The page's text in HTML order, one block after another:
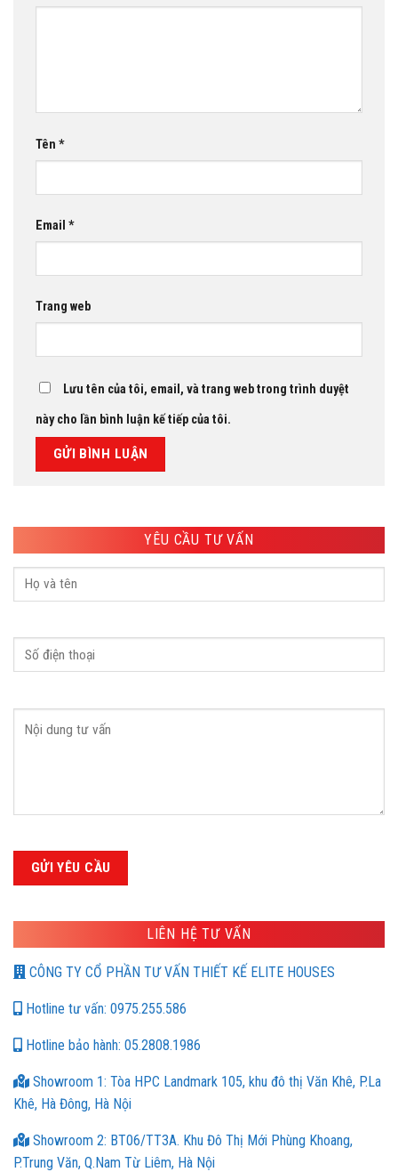
Tên *
Email *
Trang web
Lưu tên của tôi, email, và trang web trong trình duyệt
này cho lần bình luận kế tiếp của tôi.
YÊU CẦU TƯ VẤN
LIÊN HỆ TƯ VẤN
CÔNG TY CỔ PHẦN TƯ VẤN THIẾT KẾ ELITE HOUSES
Hotline tư vấn: 0975.255.586
Hotline bảo hành: 05.2808.1986
Showroom 1: Tòa HPC Landmark 105, khu đô thị Văn Khê, P.La
Khê, Hà Đông, Hà Nội
Showroom 2: BT06/TT3A. Khu Đô Thị Mới Phùng Khoang,
P.Trung Văn, Q.Nam Từ Liêm, Hà Nội